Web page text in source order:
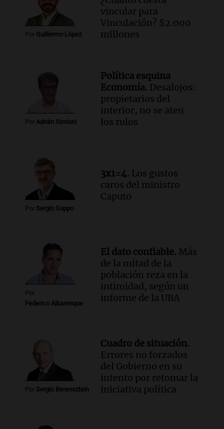
Audio.Mateo, a los 25 años, lucha
contra el tiempo: necesita un trasplante
para poder seguir viviend
Estiman que la inflación nacional
de julio será menor al 2,9% registrado
en CABA
Una mañana para todos
Episodios
Una mañana para todos
Episodios
Audio.Chile planteó mejorar la
conectividad fronteriza, aérea y digital
con Jujuy
Por Guillermo López
vincular para
Vinculación? $2.000
millones
Por Adrián Simioni
Política esquina
Economía. Desalojos:
propietarios del
interior, no se aten
los rulos
Por Sergio Suppo
3x1=4. Los gustos
caros del ministro
Caputo
Por
Federico Albarenque
El dato confiable. Más
de la mitad de la
población reza en la
intimidad, según un
informe de la UBA
Por Sergio Berensztein
Cuadro de situación.
Errores no forzados
del Gobierno en su
intento por retomar la
iniciativa política